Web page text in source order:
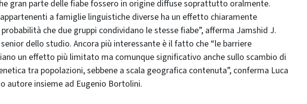
gran parte delle fiabe fossero in origine diffuse soprattutto oralmente.
a famiglie linguistiche diverse ha un effetto chiaramente
che due gruppi condividano le stesse fiabe”, afferma Jamshid J.
dello studio. Ancora più interessante è il fatto che “le barriere
un effetto più limitato ma comunque significativo anche sullo scambio di
tra popolazioni, sebbene a scala geografica contenuta”, conferma Luca
autore insieme ad Eugenio Bortolini.